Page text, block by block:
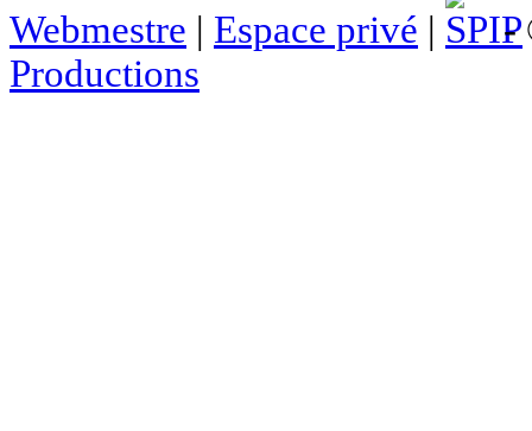
Webmestre | Espace privé |
-
Productions